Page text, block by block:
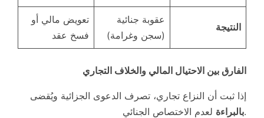
النتيجة
عقوبة جنائية
(سجن وغرامة)
تعويض مالي أو
فسخ عقد
الفارق بين الاحتيال المالي والخلاف التجاري
إذا ثبت أن النزاع تجاري، تصرف الدعوى الجزائية ويُقضى
بالبراءةلعدم الاختصاص الجنائي.